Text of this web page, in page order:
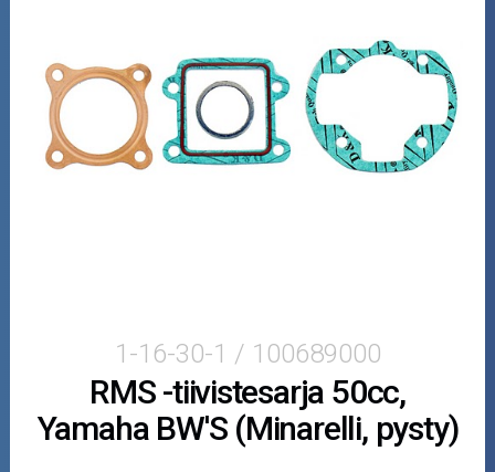
Kymco
Minarelli
SYM
1-16-30-1 / 100689000
RMS -tiivistesarja 50cc,
Yamaha BW'S (Minarelli, pysty)